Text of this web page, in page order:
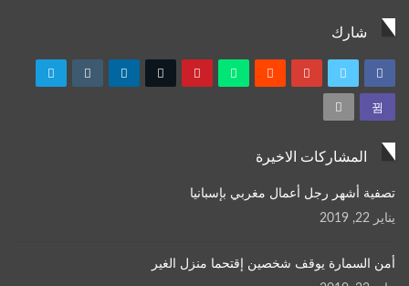
شارك
المشاركات الاخيرة
تصفية أشهر رجل أعمال مغربي بإسبانيا
يناير 22, 2019
أمن السمارة يوقف شخصين إقتحما منزل الغير